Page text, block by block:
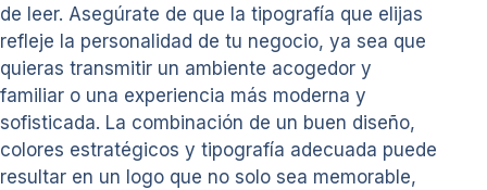
de leer. Asegúrate de que la tipografía que elijas
refleje la personalidad de tu negocio, ya sea que
quieras transmitir un ambiente acogedor y
familiar o una experiencia más moderna y
sofisticada. La combinación de un buen diseño,
colores estratégicos y tipografía adecuada puede
resultar en un logo que no solo sea memorable,